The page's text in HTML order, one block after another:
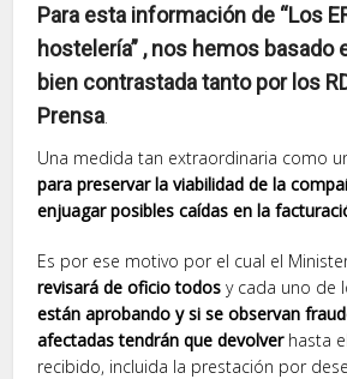
Para esta información de “Los
hostelería” , nos hemos basado
bien contrastada tanto por los
Prensa
Una medida tan extraordinaria como
para preservar la viabilidad de la
enjuagar posibles caídas en la
Es por ese motivo por el cual el
revisará de oficio todosy cada uno de
están aprobando y si se observan
afectadas tendrán que devolver hasta
recibido, incluida la prestación por